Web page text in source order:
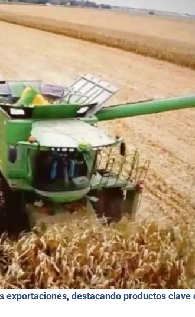
exportaciones, destacando productos clave